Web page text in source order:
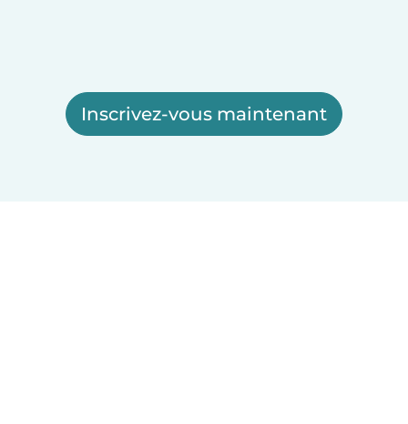
Inscrivez-vous maintenant